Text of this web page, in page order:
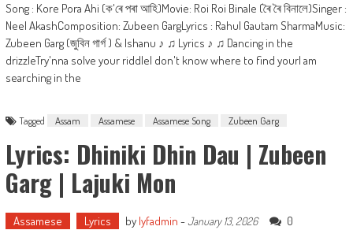
Song : Kore Pora Ahi (ক'ৰে পৰা আহি)Movie: Roi Roi Binale (ৰৈ ৰৈ বিনালে)Singer :
Neel AkashComposition: Zubeen GargLyrics : Rahul Gautam SharmaMusic:
Zubeen Garg (জুবিন গাৰ্গ ) & Ishanu ♪ ♫ Lyrics ♪ ♫ Dancing in the
drizzleTry'nna solve your riddleI don't know where to find yourI am
searching in the
Tagged Assam Assamese Assamese Song Zubeen Garg
Lyrics: Dhiniki Dhin Dau | Zubeen
Garg | Lajuki Mon
Assamese Lyrics by lyfadmin -January 13, 2026 0